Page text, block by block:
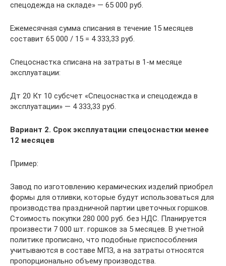
спецодежда на складе» — 65 000 руб.
Ежемесячная сумма списания в течение 15 месяцев
составит 65 000 / 15 = 4 333,33 руб.
Спецоснастка списана на затраты в 1-м месяце
эксплуатации:
Дт 20 Кт 10 субсчет «Спецоснастка и спецодежда в
эксплуатации» — 4 333,33 руб.
Вариант 2. Срок эксплуатации спецоснастки менее
12 месяцев
Пример:
Завод по изготовлению керамических изделий приобрел
формы для отливки, которые будут использоваться для
производства праздничной партии цветочных горшков.
Стоимость покупки 280 000 руб. без НДС. Планируется
произвести 7 000 шт. горшков за 5 месяцев. В учетной
политике прописано, что подобные приспособления
учитываются в составе МПЗ, а на затраты относятся
пропорционально объему производства.